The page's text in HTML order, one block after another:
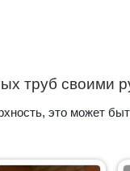
труб своими
это может